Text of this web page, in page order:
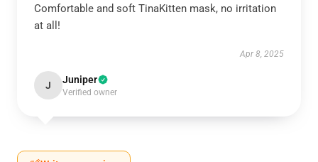
Comfortable and soft TinaKitten mask, no irritation
at all!
Apr 8, 2025
J Juniper
Verified owner